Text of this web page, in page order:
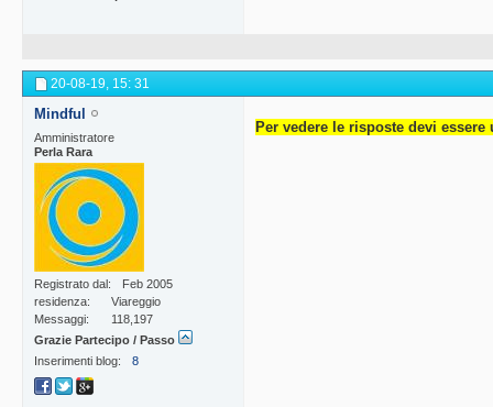
20-08-19, 15: 31
Mindful
Amministratore
Perla Rara
Registrato dal
Feb 2005
residenza
Viareggio
Messaggi
118,197
Grazie Partecipo / Passo
Inserimenti blog
8
Per vedere le risposte devi essere